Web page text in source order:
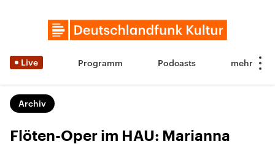
Live Programm Podcasts
Archiv
Flöten-Oper im HAU: Marianna